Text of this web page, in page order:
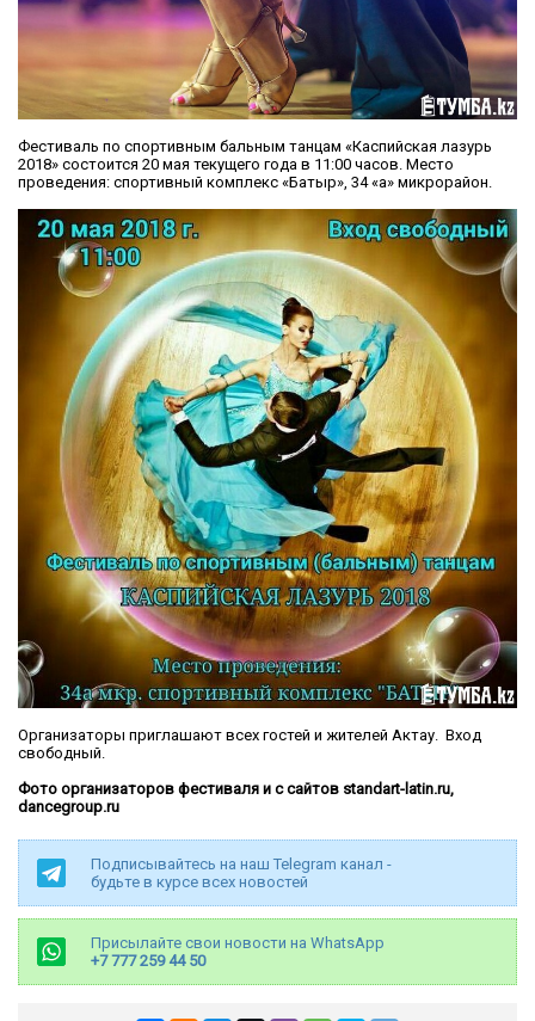
Фестиваль по спортивным бальным танцам «Каспийская лазурь
2018» состоится 20 мая текущего года в 11:00 часов. Место
проведения: спортивный комплекс «Батыр», 34 «а» микрорайон.
Организаторы приглашают всех гостей и жителей Актау. Вход
свободный.
Фото организаторов фестиваля и с сайтов standart-latin.ru,
dancegroup.ru
Подписывайтесь на наш Telegram канал -
будьте в курсе всех новостей
Присылайте свои новости на WhatsApp
+7 777 259 44 50